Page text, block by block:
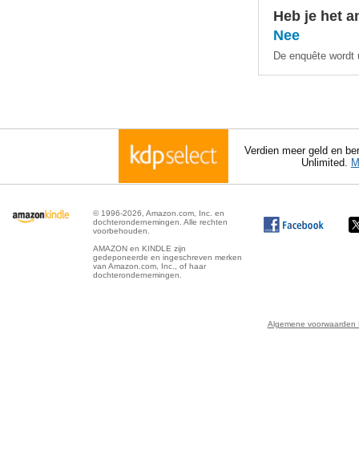
Heb je het
Nee
De enquête
Verdien meer geld en
Unlimited.
© 1996-2026, Amazon.com, Inc. en
dochterondernemingen. Alle rechten
voorbehouden.
AMAZON en KINDLE zijn
gedeponeerde en ingeschreven merken
van Amazon.com, Inc., of haar
dochterondernemingen.
Algemene voorwaarden